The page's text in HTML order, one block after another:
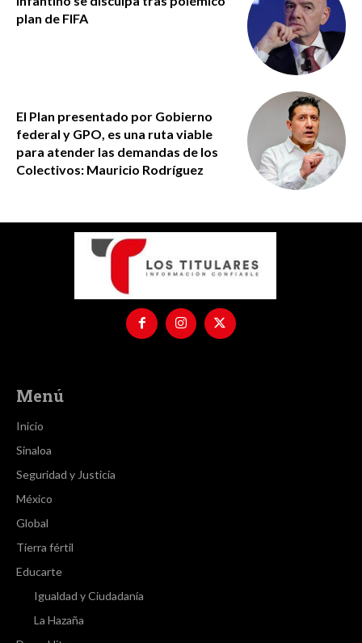
plan de FIFA
El Plan presentado por Gobierno
federal y GPO, es una ruta viable
para atender las demandas de los
Colectivos: Mauricio Rodríguez
Menú
Inicio
Sinaloa
Seguridad y Justicia
México
Global
Tierra fértil
Educarte
Igualdad y Ciudadanía
La Hazaña